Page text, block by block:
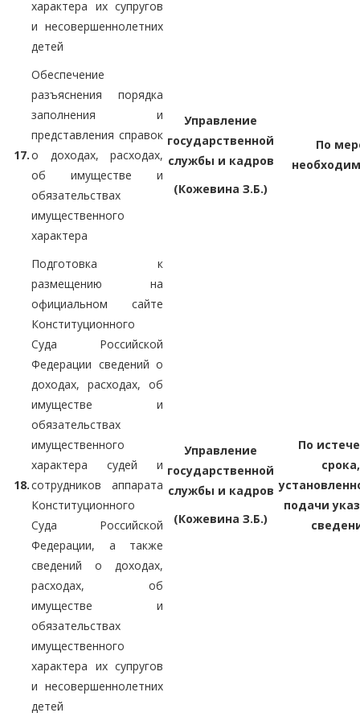
характера их супругов
и несовершеннолетних
детей
17.
Обеспечение
разъяснения порядка
заполнения и
представления справок
о доходах, расходах,
об имуществе и
обязательствах
имущественного
характера
Управление
государственной
службы и кадров
(Кожевина З.Б.)
По
18.
Подготовка к
размещению на
официальном сайте
Конституционного
Суда Российской
Федерации сведений о
доходах, расходах, об
имуществе и
обязательствах
имущественного
характера судей и
сотрудников аппарата
Конституционного
Суда Российской
Федерации, а также
сведений о доходах,
расходах, об
имуществе и
обязательствах
имущественного
характера их супругов
и несовершеннолетних
детей
Управление
государственной
службы и кадров
(Кожевина З.Б.)
По
срока,
подачи